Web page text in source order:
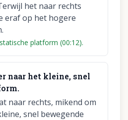
het naar rechts
eraf op het hogere
platform (00:12).
naar het kleine, snel
naar rechts, mikend om
snel bewegende